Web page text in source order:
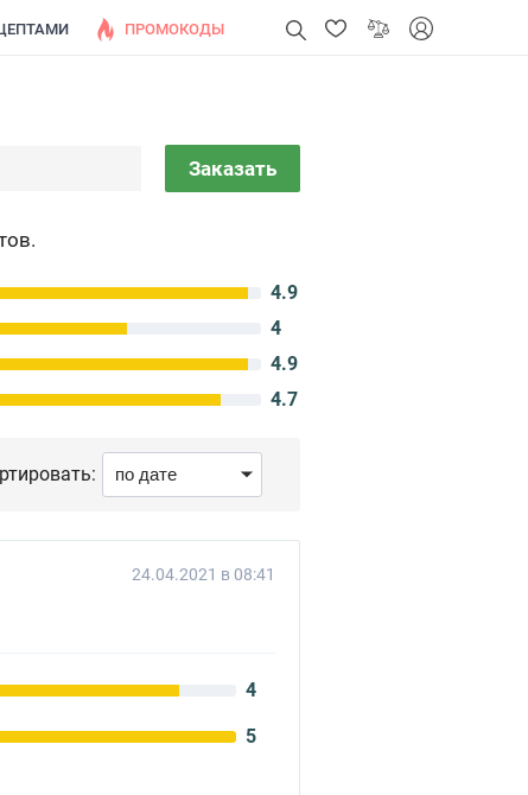
ПРОМОКОДЫ
Заказать
4.9
4
4.9
4.7
24.04.2021 в 08:41
4
5